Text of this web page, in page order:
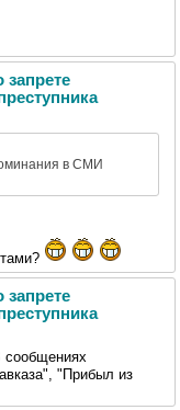
запрете
в СМИ
запрете
"Прибыл из